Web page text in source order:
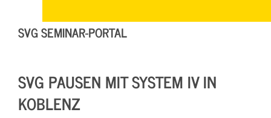
SVG SEMINAR-PORTAL
SVG PAUSEN MIT SYSTEM IV IN
KOBLENZ